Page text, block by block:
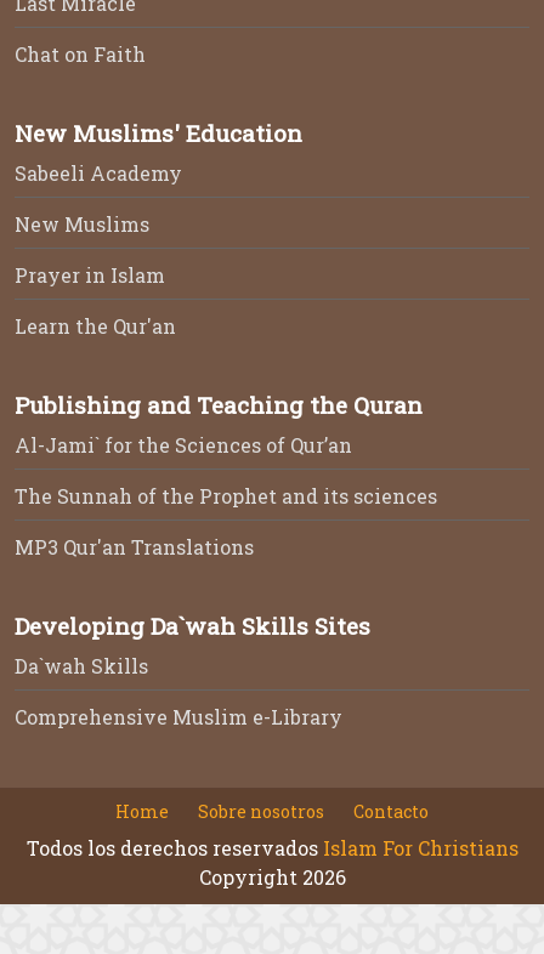
Discover Islam Sites
Islam for Christians
Truth Seeker
Islam for Hindus
The Faith
Chat on Faith
New Muslims' Education
Sabeeli Academy
Prayer in Islam
Learn the Qur'an
Al-Jami` for the Sciences of Qur’an
The Sunnah of the Prophet and its sciences
MP3 Qur'an Translations